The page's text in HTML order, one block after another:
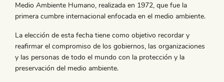
Medio Ambiente Humano, realizada en 1972, que fue la
primera cumbre internacional enfocada en el medio ambiente.
La elección de esta fecha tiene como objetivo recordar y
reafirmar el compromiso de los gobiernos, las organizaciones
y las personas de todo el mundo con la protección y la
preservación del medio ambiente.